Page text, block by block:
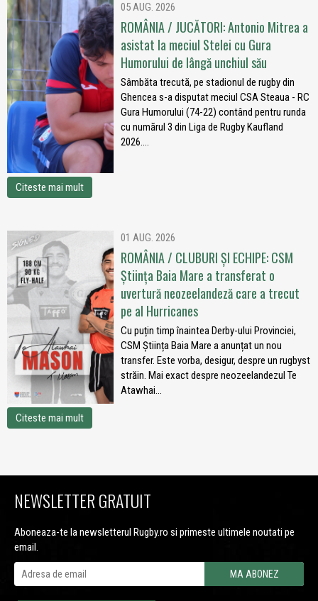
05 AUG. 2026
ROMÂNIA / JUCĂTORI: Antonio Mitrea a
asistat la meciul Stelei cu Gura
Humorului de lângă unchiul său
Sâmbăta trecută, pe stadionul de rugby din
Ghencea s-a disputat meciul CSA Steaua - RC
Gura Humorului (74-22) contând pentru runda
cu numărul 3 din Liga de Rugby Kaufland
2026....
Citeste mai mult
01 AUG. 2026
ROMÂNIA / CLUBURI ȘI ECHIPE: CSM
Știința Baia Mare a transferat o
uvertură neozeelandeză care a trecut
pe al Hurricanes
Cu puțin timp înaintea Derby-ului Provinciei,
CSM Știința Baia Mare a anunțat un nou
transfer. Este vorba, desigur, despre un rugbyst
străin. Mai exact despre neozeelandezul Te
Atawhai...
Citeste mai mult
NEWSLETTER GRATUIT
Aboneaza-te la newsletterul Rugby.ro si primeste ultimele noutati pe
email.